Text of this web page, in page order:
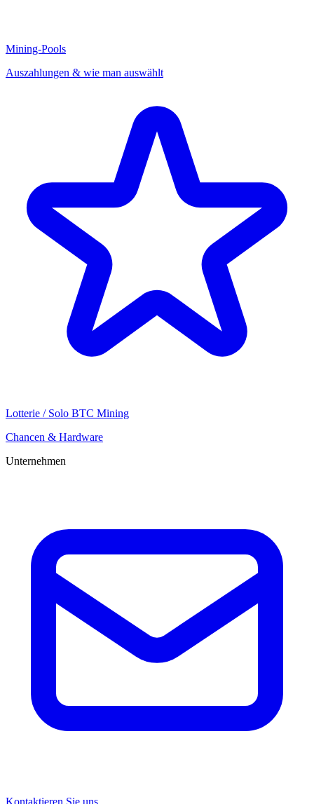
Mining-Pools
Auszahlungen & wie man auswählt
Lotterie / Solo BTC Mining
Chancen & Hardware
Unternehmen
Kontaktieren Sie uns